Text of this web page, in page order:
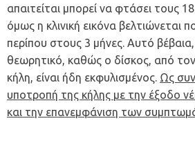
απαιτείται μπορεί να φτάσει τους
όμως η κλινική εικόνα βελτιώνεται
περίπου στους 3 μήνες. Αυτό βέβαια,
θεωρητικό, καθώς ο δίσκος, από
κήλη, είναι ήδη εκφυλισμένος. Ως
υποτροπή της κήλης με την έξοδο
και την επανεμφάνιση των